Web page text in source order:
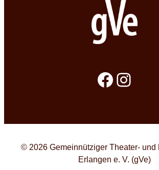
© 2026 Gemeinnütziger Theater- und
Erlangen e. V. (gVe)